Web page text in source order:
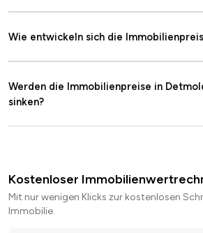
Wie entwickeln sich die
Werden die Immobilienpreise in
sinken?
Kostenloser
Mit nur wenigen Klicks zur kostenlosen
Immobilie.